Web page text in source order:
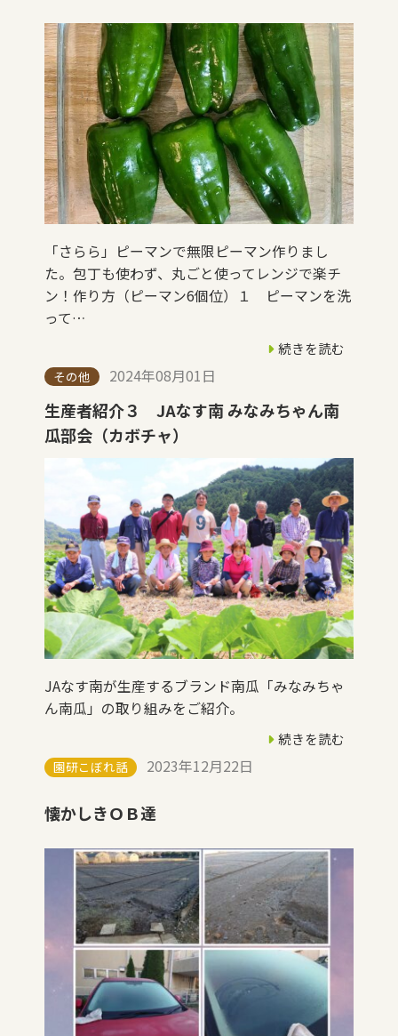
「さらら」ピーマンで無限ピーマン作りまし
た。包丁も使わず、丸ごと使ってレンジで楽チ
ン！作り方（ピーマン6個位）１ ピーマンを洗
って…
続きを読む
その他 2024年08月01日
生産者紹介３ JAなす南 みなみちゃん南
瓜部会（カボチャ）
JAなす南が生産するブランド南瓜「みなみちゃ
ん南瓜」の取り組みをご紹介。
続きを読む
園研こぼれ話 2023年12月22日
懐かしきＯＢ達